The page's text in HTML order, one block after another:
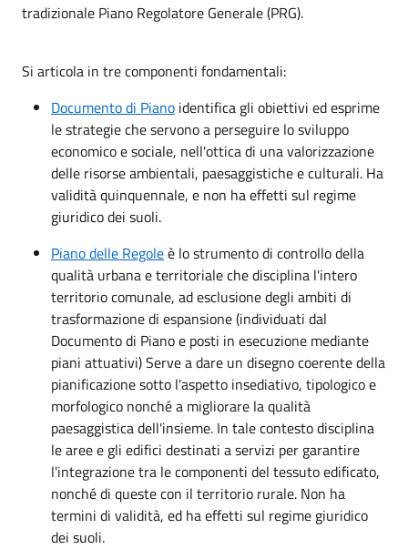
tradizionale Piano Regolatore Generale (PRG).
Si articola in tre componenti fondamentali:
Documento di Piano identifica gli obiettivi ed esprime
le strategie che servono a perseguire lo sviluppo
economico e sociale, nell'ottica di una valorizzazione
delle risorse ambientali, paesaggistiche e culturali. Ha
validità quinquennale, e non ha effetti sul regime
giuridico dei suoli.
Piano delle Regoleè lo strumento di controllo della
qualità urbana e territoriale che disciplina l'intero
territorio comunale, ad esclusione degli ambiti di
trasformazione di espansione (individuati dal
Documento di Piano e posti in esecuzione mediante
piani attuativi) Serve a dare un disegno coerente della
pianificazione sotto l'aspetto insediativo, tipologico e
morfologico nonché a migliorare la qualità
paesaggistica dell'insieme. In tale contesto disciplina
le aree e gli edifici destinati a servizi per garantire
l'integrazione tra le componenti del tessuto edificato,
nonché di queste con il territorio rurale. Non ha
termini di validità, ed ha effetti sul regime giuridico
dei suoli.